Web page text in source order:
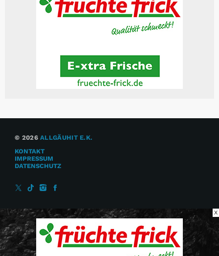
© 2026ALLGÄUHIT E.K.
KONTAKT
IMPRESSUM
DATENSCHUTZ
X